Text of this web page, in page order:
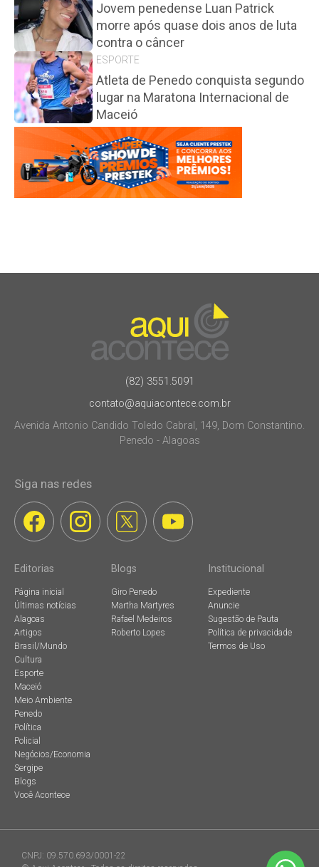
Jovem penedense Luan Patrick
morre após quase dois anos de luta
contra o câncer
ESPORTE
Atleta de Penedo conquista segundo
lugar na Maratona Internacional de
Maceió
(82) 3551.5091
contato@aquiacontece.com.br
Avenida Antonio Candido Toledo Cabral, 149, Dom Constantino.
Penedo - Alagoas
Siga nas redes
Editorias
Página inicial
Últimas notícias
Alagoas
Artigos
Brasil/Mundo
Cultura
Esporte
Maceió
Meio Ambiente
Penedo
Política
Policial
Negócios/Economia
Sergipe
Blogs
Você Acontece
Blogs
Giro Penedo
Martha Martyres
Rafael Medeiros
Roberto Lopes
Institucional
Expediente
Anuncie
Sugestão de Pauta
Política de privacidade
Termos de Uso
CNPJ: 09.570.693/0001-22